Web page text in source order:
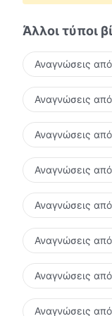
Άλλοι τύποι
Αναγνώσεις
Αναγνώσεις
Αναγνώσεις
Αναγνώσεις
Αναγνώσεις
Αναγνώσεις
Αναγνώσεις
Αναγνώσεις